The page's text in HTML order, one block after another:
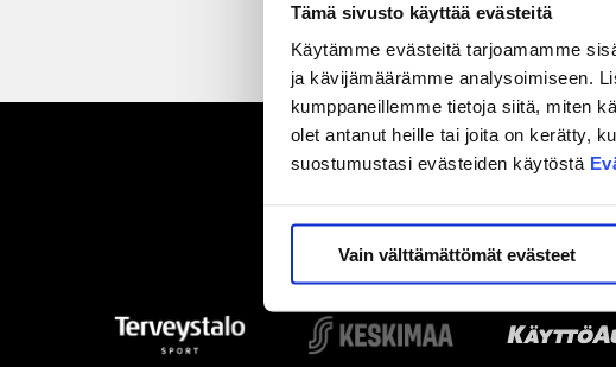
Tämä sivusto käyttää evästeitä
Käytämme evästeitä tarjoamamme
ja kävijämäärämme analysoimiseen.
kumppaneillemme tietoja siitä, miten
olet antanut heille tai joita on kerätty,
suostumustasi evästeiden käytöstä
Vain välttämättömät evästeet